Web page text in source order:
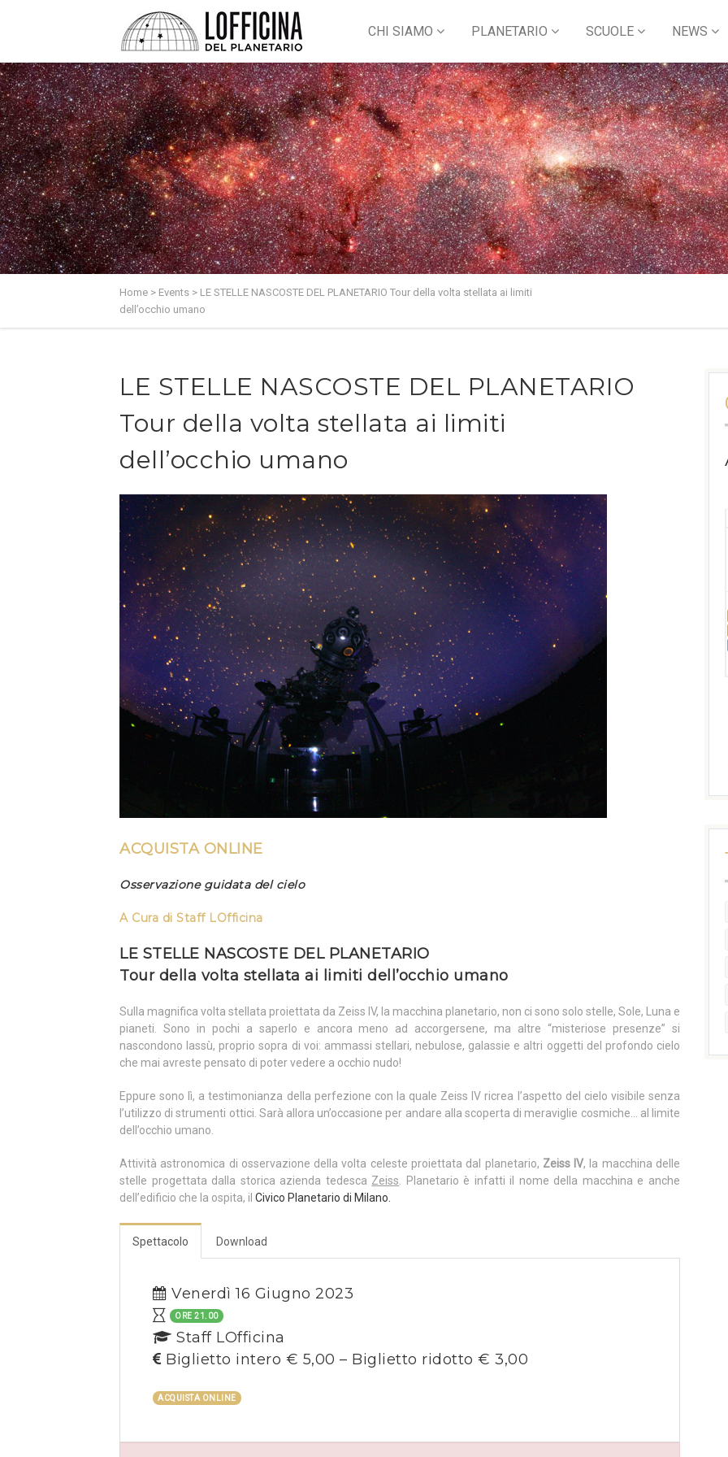
CHI SIAMO PLANETARIO SCUOLE NEWS
Home > Events > LE STELLE NASCOSTE DEL PLANETARIO Tour della volta stellata ai limiti
dell’occhio umano
LE STELLE NASCOSTE DEL PLANETARIO
Tour della volta stellata ai limiti
dell’occhio umano
ACQUISTA ONLINE
Osservazione guidata del cielo
A Cura di Staff LOfficina
LE STELLE NASCOSTE DEL PLANETARIO
Tour della volta stellata ai limiti dell’occhio umano
Sulla magnifica volta stellata proiettata da Zeiss IV, la macchina planetario, non ci sono solo stelle, Sole, Luna e
pianeti. Sono in pochi a saperlo e ancora meno ad accorgersene, ma altre “misteriose presenze” si
nascondono lassù, proprio sopra di voi: ammassi stellari, nebulose, galassie e altri oggetti del profondo cielo
che mai avreste pensato di poter vedere a occhio nudo!
Eppure sono lì, a testimonianza della perfezione con la quale Zeiss IV ricrea l’aspetto del cielo visibile senza
l’utilizzo di strumenti ottici. Sarà allora un’occasione per andare alla scoperta di meraviglie cosmiche… al limite
dell’occhio umano.
Attività astronomica di osservazione della volta celeste proiettata dal planetario, Zeiss IV, la macchina delle
stelle progettata dalla storica azienda tedesca Zeiss . Planetario è infatti il nome della macchina e anche
dell’edificio che la ospita, il Civico Planetario di Milano.
Spettacolo Download
Venerdì 16 Giugno 2023
ORE 21.00
Staff LOfficina
Biglietto intero € 5,00 – Biglietto ridotto € 3,00
ACQUISTA ONLINE